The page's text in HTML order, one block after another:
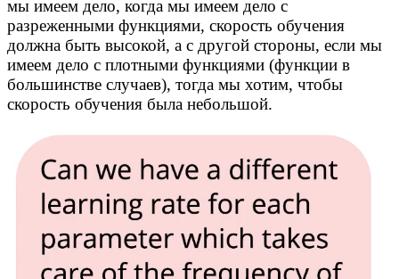
мы имеем дело, когда мы имеем дело с
разреженными функциями, скорость обучения
должна быть высокой, а с другой стороны, если мы
имеем дело с плотными функциями (функции в
большинстве случаев), тогда мы хотим, чтобы
скорость обучения была небольшой.